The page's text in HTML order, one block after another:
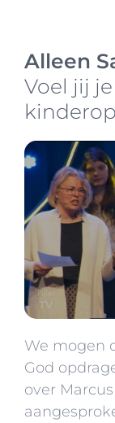
Alleen
Voel jij
We mogen
God
over